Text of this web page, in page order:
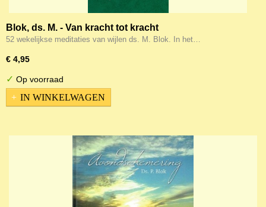
Blok, ds. M. - Van kracht tot kracht
52 wekelijkse meditaties van wijlen ds. M. Blok. In het…
€ 4,95
✓ Op voorraad
IN WINKELWAGEN